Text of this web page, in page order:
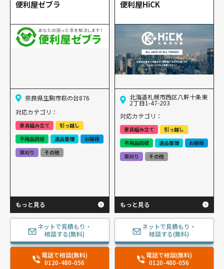
便利屋ゼブラ
奈良県生駒市萩の台876
対応カテゴリ：
家具組み立て
引っ越し
不用品回収
遺品整理
お掃除
草刈り
その他
もっと見る
ネットで見積もり・
相談する(無料)
電話で相談(無料)
0120-480-056
便利屋HiCK
北海道札幌市西区八軒十条東
2丁目1-47-203
対応カテゴリ：
家具組み立て
引っ越し
不用品回収
遺品整理
お掃除
草刈り
その他
もっと見る
ネットで見積もり・
相談する(無料)
電話で相談(無料)
0120-480-056